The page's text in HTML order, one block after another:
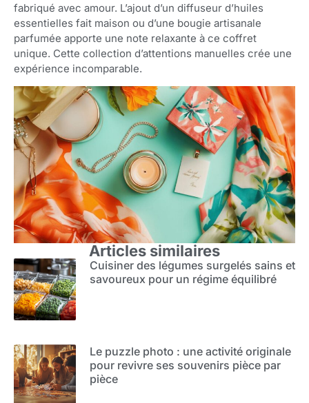
fabriqué avec amour. L’ajout d’un diffuseur d’huiles
essentielles fait maison ou d’une bougie artisanale
parfumée apporte une note relaxante à ce coffret
unique. Cette collection d’attentions manuelles crée une
expérience incomparable.
Articles similaires
Cuisiner des légumes surgelés sains et
savoureux pour un régime équilibré
Le puzzle photo : une activité originale
pour revivre ses souvenirs pièce par
pièce